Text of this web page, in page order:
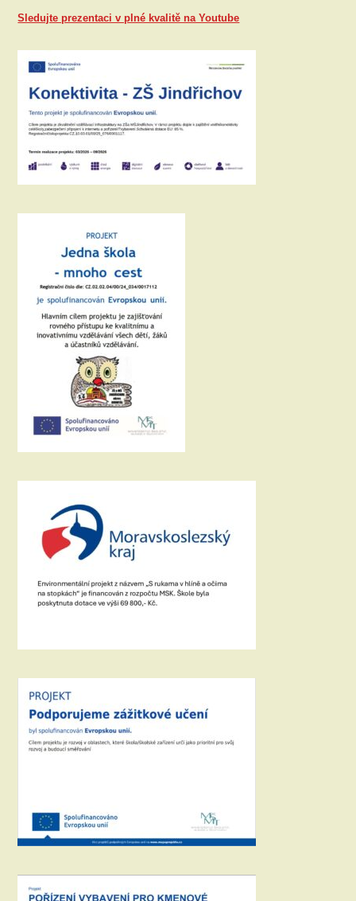
Sledujte prezentaci v plné kvalitě na Youtube